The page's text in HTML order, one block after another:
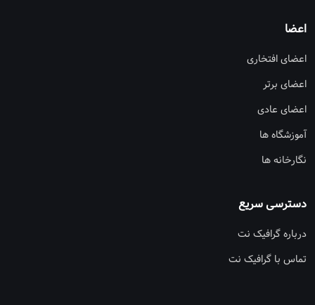
اعضا
اعضای افتخاری
اعضای برتر
اعضای عادی
آموزشگاه ها
نگارخانه ها
دسترسی سریع
درباره گرافیک نت
تماس با گرافیک نت